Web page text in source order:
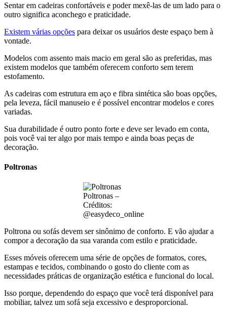
Sentar em cadeiras confortáveis e poder mexê-las de um lado para o
outro significa aconchego e praticidade.
Existem várias opções para deixar os usuários deste espaço bem à
vontade.
Modelos com assento mais macio em geral são as preferidas, mas
existem modelos que também oferecem conforto sem terem
estofamento.
As cadeiras com estrutura em aço e fibra sintética são boas opções,
pela leveza, fácil manuseio e é possível encontrar modelos e cores
variadas.
Sua durabilidade é outro ponto forte e deve ser levado em conta,
pois você vai ter algo por mais tempo e ainda boas peças de
decoração.
Poltronas
Poltronas –
Créditos:
@easydeco_online
Poltrona ou sofás devem ser sinônimo de conforto. E vão ajudar a
compor a decoração da sua varanda com estilo e praticidade.
Esses móveis oferecem uma série de opções de formatos, cores,
estampas e tecidos, combinando o gosto do cliente com as
necessidades práticas de organização estética e funcional do local.
Isso porque, dependendo do espaço que você terá disponível para
mobiliar, talvez um sofá seja excessivo e desproporcional.